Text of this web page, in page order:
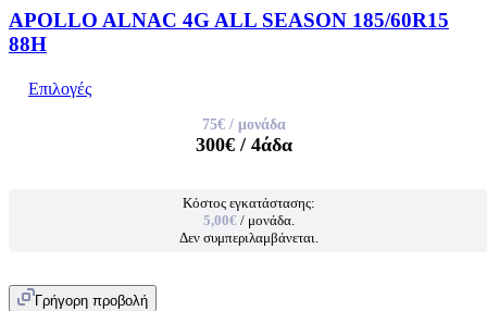
APOLLO ALNAC 4G ALL SEASON 185/60R15
88H
Επιλογές
75€/ μονάδα
300€/ 4άδα
Κόστος εγκατάστασης:
5,00€ / μονάδα.
Δεν συμπεριλαμβάνεται.
Γρήγορη προβολή